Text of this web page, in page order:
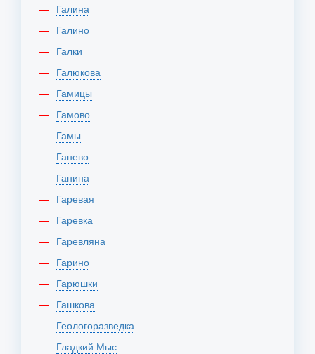
Галина
Галино
Галки
Галюкова
Гамицы
Гамово
Гамы
Ганево
Ганина
Гаревая
Гаревка
Гаревляна
Гарино
Гарюшки
Гашкова
Геологоразведка
Гладкий Мыс